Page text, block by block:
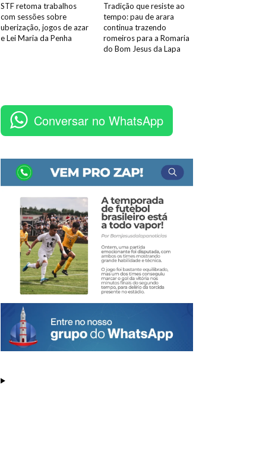
STF retoma trabalhos
com sessões sobre
uberização, jogos de azar
e Lei Maria da Penha
Tradição que resiste ao
tempo: pau de arara
continua trazendo
romeiros para a Romaria
do Bom Jesus da Lapa
Conversar no WhatsApp